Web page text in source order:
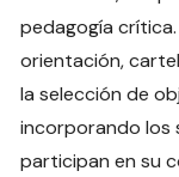
pedagogía
orientación,
la selección de
incorporando los
participan en su